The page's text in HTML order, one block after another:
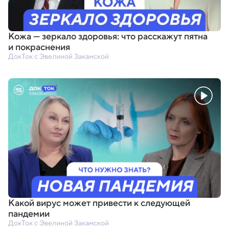
Кожа — зеркало здоровья: что расскажут пятна
и покраснения
ДокТок с Эвелиной Закамской
Какой вирус может привести к следующей
пандемии
ДокТок с Эвелиной Закамской